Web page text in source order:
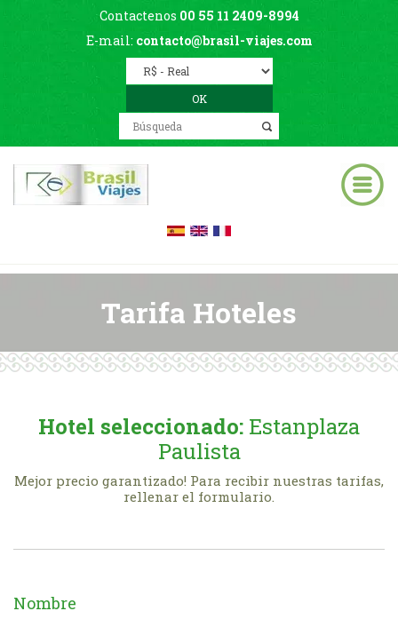
Contactenos 00 55 11 2409-8994
E-mail: contacto@brasil-viajes.com
Tarifa Hoteles
Hotel seleccionado: Estanplaza
Paulista
Mejor precio garantizado! Para recibir nuestras tarifas,
rellenar el formulario.
Nombre